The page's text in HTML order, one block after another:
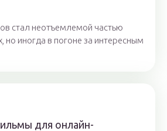
стал неотъемлемой частью
но иногда в погоне за интересным
для онлайн-